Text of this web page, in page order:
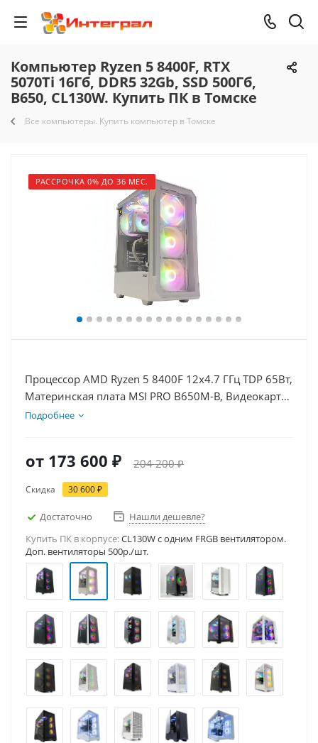
Компьютер Ryzen 5 8400F, RTX
5070Ti 16Гб, DDR5 32Gb, SSD 500Гб,
B650, CL130W. Купить ПК в Томске
Все компьютеры. Купить компьютер в Томске
РАССРОЧКА 0% ДО 36 МЕС.
Процессор AMD Ryzen 5 8400F 12x4.7 ГГц TDP 65Вт,
Материнская плата MSI PRO B650M-B, Видеокарта
RTX 5070Ti 16Гб, Память DDR5 32Gb, Диски
Подробнее
от 173 600 ₽ 204 200 ₽
Скидка 30 600 ₽
Достаточно
Нашли дешевле?
Купить ПК в корпусе:CL130W c одним FRGB вентилятором.
Доп. вентиляторы 500р./шт.